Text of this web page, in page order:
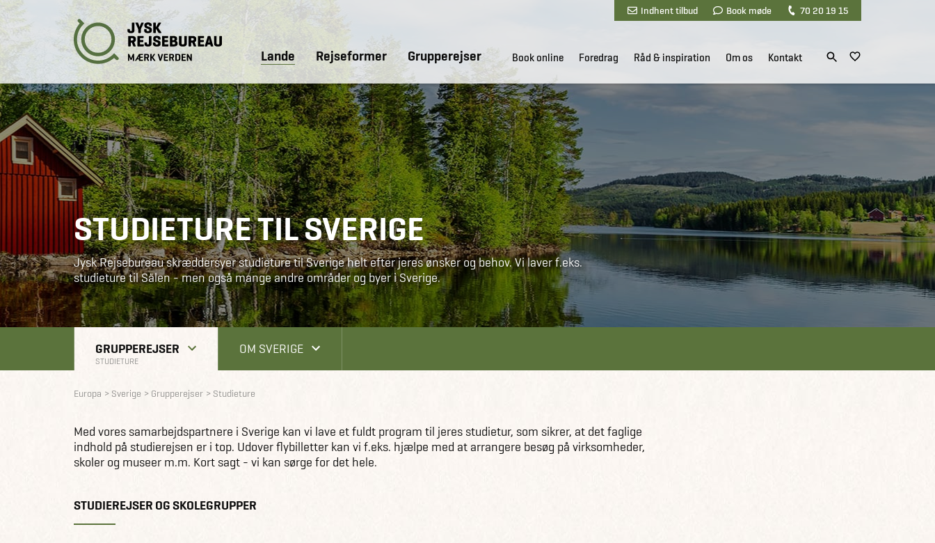
Indhent tilbud Book møde 70 20 19 15
Lande Rejseformer Grupperejser Book online Foredrag Råd & inspiration Om os Kontakt
STUDIETURE TIL SVERIGE
Jysk Rejsebureau skræddersyer studieture til Sverige helt efter jeres ønsker og behov. Vi laver f.eks.
studieture til Sälen - men også mange andre områder og byer i Sverige.
GRUPPEREJSER
STUDIETURE
OM SVERIGE
Europa Sverige Grupperejser Studieture
Med vores samarbejdspartnere i Sverige kan vi lave et fuldt program til jeres studietur, som sikrer, at det faglige
indhold på studierejsen er i top. Udover flybilletter kan vi f.eks. hjælpe med at arrangere besøg på virksomheder,
skoler og museer m.m. Kort sagt - vi kan sørge for det hele.
STUDIEREJSER OG SKOLEGRUPPER